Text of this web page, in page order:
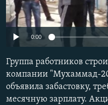
0:00
Группа работников
компании "Мухаммад-
объявила забастовку,
месячную зарплату.